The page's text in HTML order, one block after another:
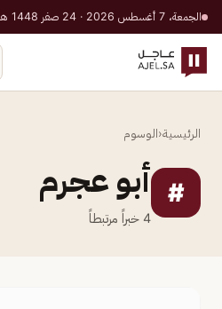
الجمعة، 7 أغسطس 2026 · 24 صفر 1448 هـ
الرئيسية‹الوسوم
# أبو عجرم
4 خبراً مرتبطاً